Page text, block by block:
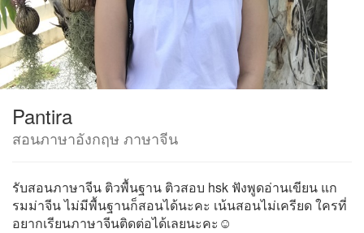
Pantira
สอนภาษาอังกฤษ ภาษาจีน
รับสอนภาษาจีน ติวพื้นฐาน ติวสอบ hsk ฟังพูดอ่านเขียน แก
รมม่าจีน ไม่มีพื้นฐานก็สอนได้นะคะ เน้นสอนไม่เครียด ใครที่
อยากเรียนภาษาจีนติดต่อได้เลยนะคะ☺️